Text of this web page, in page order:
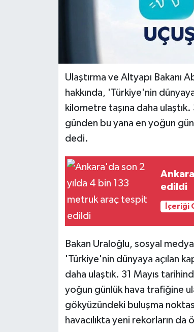
Ulaştırma ve Altyapı Bakanı
hakkında, 'Türkiye'nin
kilometre taşına daha
günden bu yana en yoğun
dedi.
edildi
İçeriği
Bakan Uraloğlu, sosyal
'Türkiye'nin dünyaya açılan
daha ulaştık. 31 Mayıs
yoğun günlük hava trafiğine
gökyüzündeki buluşma
havacılıkta yeni rekorların